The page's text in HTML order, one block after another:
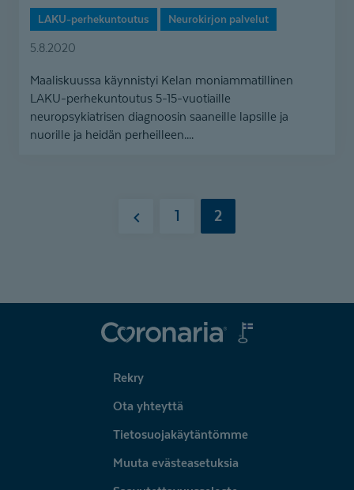
LAKU-perhekuntoutus
Neurokirjon palvelut
5.8.2020
Maaliskuussa käynnistyi Kelan moniammatillinen
LAKU-perhekuntoutus 5-15-vuotiaille
neuropsykiatrisen diagnoosin saaneille lapsille ja
nuorille ja heidän perheilleen....
Edellinen
1 2
Coronaria
Rekry
Ota yhteyttä
Tietosuojakäytäntömme
Muuta evästeasetuksia